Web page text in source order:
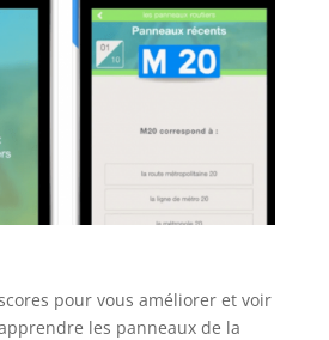
pour vous améliorer et voir
les panneaux de la